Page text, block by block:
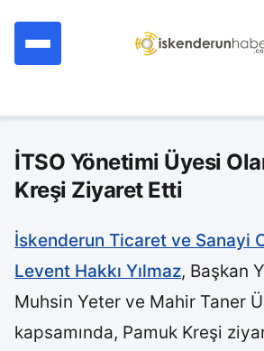
İTSO Yönetimi Üyesi
Kreşi Ziyaret Etti
İskenderun Ticaret ve Sanayi
Levent Hakkı Yılmaz, Başkan
Muhsin Yeter ve Mahir Taner
kapsamında, Pamuk Kreşi